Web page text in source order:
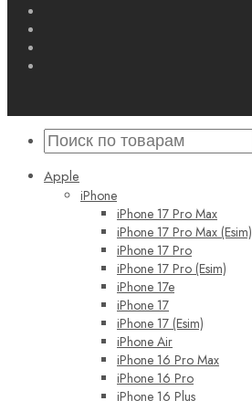
Apple
iPhone
iPhone 17 Pro Max
iPhone 17 Pro Max (Esim)
iPhone 17 Pro
iPhone 17 Pro (Esim)
iPhone 17e
iPhone 17
iPhone 17 (Esim)
iPhone Air
iPhone 16 Pro Max
iPhone 16 Pro
iPhone 16 Plus